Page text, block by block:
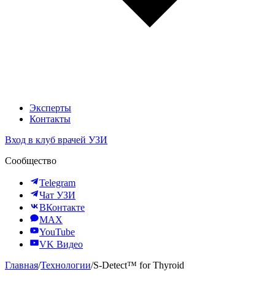
Эксперты
Контакты
Вход в клуб врачей УЗИ
Сообщество
Telegram
Чат УЗИ
ВКонтакте
MAX
YouTube
VK Видео
Главная/Технологии/S-Detect™ for Thyroid